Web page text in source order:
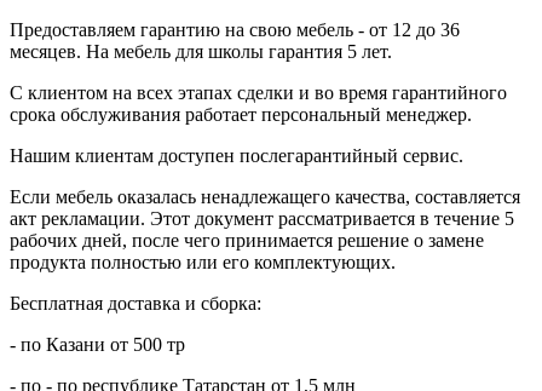
Предоставляем гарантию на свою мебель - от 12 до 36
месяцев. На мебель для школы гарантия 5 лет.
С клиентом на всех этапах сделки и во время гарантийного
срока обслуживания работает персональный менеджер.
Нашим клиентам доступен послегарантийный сервис.
Если мебель оказалась ненадлежащего качества, составляется
акт рекламации. Этот документ рассматривается в течение 5
рабочих дней, после чего принимается решение о замене
продукта полностью или его комплектующих.
Бесплатная доставка и сборка:
- по Казани от 500 тр
- по - по республике Татарстан от 1,5 млн